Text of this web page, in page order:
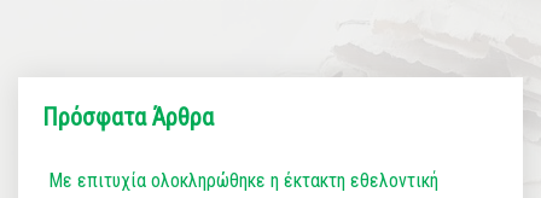
Πρόσφατα Άρθρα
Με επιτυχία ολοκληρώθηκε η έκτακτη εθελοντική